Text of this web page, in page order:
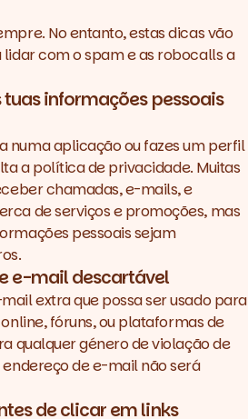
No entanto, estas dicas vão
com o spam e as robocalls a
informações pessoais
numa aplicação ou fazes um perfil
a política de privacidade. Muitas
chamadas, e-mails, e
de serviços e promoções, mas
pessoais sejam
e-mail descartável
extra que possa ser usado para
fóruns, ou plataformas de
qualquer género de violação de
de e-mail não será
de clicar em links